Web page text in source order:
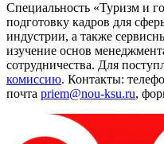
Специальность «Туризм и
подготовку кадров для
индустрии, а также
изучение основ
сотрудничества. Для
комиссию. Контакты:
почта priem@nou-ksu.ru,